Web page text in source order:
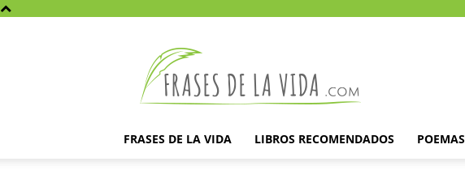
la
vida
FRASES DE LA VIDA LIBROS RECOMENDADOS POEMAS